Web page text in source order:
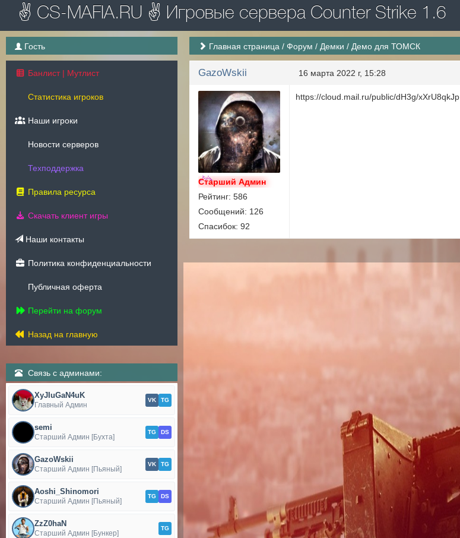
✌ CS-MAFIA.RU ✌ Игровые сервера Counter Strike 1.6
Гость
Банлист | Мутлист
Статистика игроков
Наши игроки
Новости серверов
Техподдержка
Правила ресурса
Скачать клиент игры
Наши контакты
Политика конфиденциальности
Публичная оферта
Перейти на форум
Назад на главную
Связь с админами:
XyJIuGaN4uK
Главный Админ
VK TG
semi
Старший Админ [Бухта]
TG DS
GazoWskii
Старший Админ [Пьяный]
VK TG
Aoshi_Shinomori
Старший Админ [Пьяный]
TG DS
ZzZ0haN
Старший Админ [Бункер]
TG
Главная страница /Форум / Демки / Демо для ТОМСК
GazoWskii 16 марта 2022 г, 15:28
Старший Админ
Рейтинг: 586
Сообщений: 126
Спасибок: 92
https://cloud.mail.ru/public/dH3g/xXrU8qkJp